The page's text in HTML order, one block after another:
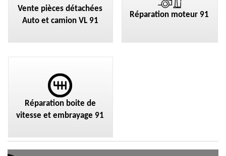
Vente pièces détachées
Auto et camion VL 91
Réparation moteur 91
Réparation boite de
vitesse et embrayage 91